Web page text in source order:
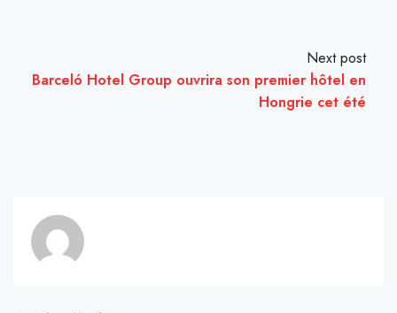
Next post
Barceló Hotel Group ouvrira son premier hôtel en
Hongrie cet été